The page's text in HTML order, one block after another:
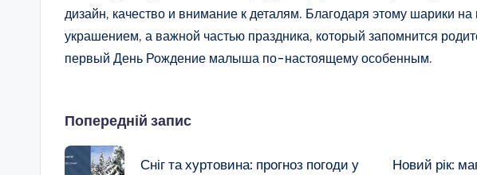
дизайн, качество и внимание к деталям. Благодаря этому шарики на
украшением, а важной частью праздника, который запомнится
первый День Рождение малыша по-настоящему особенным.
Навігація
по
Попередній запис
Сніг та хуртовина: прогноз погоди у Новий рік: